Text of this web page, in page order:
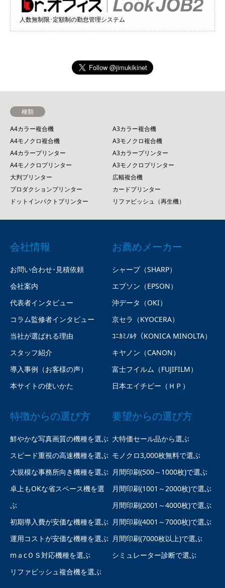
人数無制限･定額制の勤怠管理システム
種類
A4カラー複合機
A3カラー複合機
A4モノクロ複合機
A3モノクロ複合機
A4カラープリンター
A3カラープリンター
A4モノクロプリンター
A3モノクロプリンター
大判プリンター
広幅複合機
プロダクションプリンター
カードプリンター
ドットインパクトプリンター
リファビッシュ（再生機）
会社情報
お問い合わせ･見積依頼
会社案内
代表者インタビュー
コラム監修者インタビュー
当社が選ばれる理由
スタッフ紹介
導入事例（お客様の声）
本サイトの使いかた
お薦めメーカー
シャープ（SHARP）
エプソン（EPSON）
沖データ（OKI）
京セラ（KYOCERA）
ｺﾆｶﾐﾉﾙﾀ（KONICA MINOLTA）
キヤノン（CANON）
富士フイルム（FUJIFILM）
日本エイチピー（ＨＰ）
特徴からの選び方
鮮やかな写真画質の機種を選ぶ
スピード重視の高速機種を選ぶ
大規模な事務所向き機種を選ぶ
卓上もOKな省スペース機を選
ぶ
初期導入費が安価な機種を選ぶ
運用コストが安価な機種を選ぶ
mａcＯＳ対応機種を選ぶ
リファビッシュ複合機を選ぶ
要望からの選び方
大特価セール品から選ぶ
モノクロ3,000枚無料で選ぶ
月間印刷(500～1000枚)で選ぶ
月間印刷(1001～2000枚)で選ぶ
月間印刷(2001～4000枚)で選ぶ
月間印刷(4001～7000枚)で選ぶ
月間印刷(7000枚以上)で選ぶ
シミュレーター診断で選ぶ